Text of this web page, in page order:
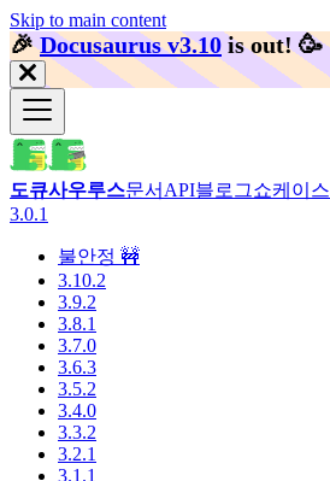
Skip to main content
🎉️Docusaurus v3.10 is out! 🥳️
도큐사우루스문서 API블로그쇼케이스
3.0.1
불안정 🚧
3.10.2
3.9.2
3.8.1
3.7.0
3.6.3
3.5.2
3.4.0
3.3.2
3.2.1
3.1.1